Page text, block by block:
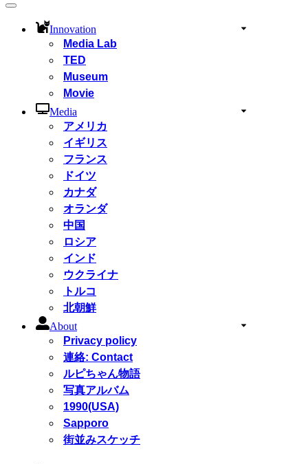
ナ
Innovation
Media Lab
TED
Museum
Movie
Media
アメリカ
イギリス
フランス
ドイツ
カナダ
オランダ
中国
ロシア
インド
ウクライナ
トルコ
北朝鮮
About
Privacy policy
連絡: Contact
ルピちゃん物語
写真アルバム
1990(USA)
Sapporo
街並みスケッチ